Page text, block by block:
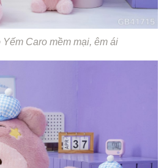
Caro mềm mại, êm ái